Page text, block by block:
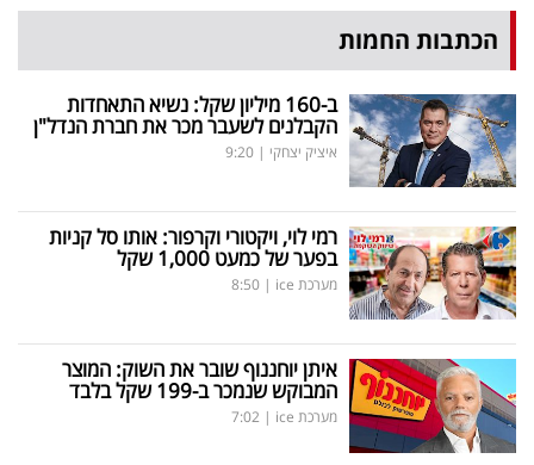
הכתבות החמות
ב-160 מיליון שקל: נשיא התאחדות
הקבלנים לשעבר מכר את חברת הנדל"ן
איציק יצחקי |
9:20
רמי לוי, ויקטורי וקרפור: אותו סל קניות
בפער של כמעט 1,000 שקל
מערכת ice |
8:50
איתן יוחננוף שובר את השוק: המוצר
המבוקש שנמכר ב-199 שקל בלבד
מערכת ice |
7:02